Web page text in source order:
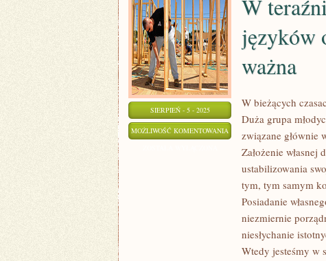
SIERPIEŃ - 5 - 2025
MOŻLIWOŚĆ KOMENTOWANIA
TERAŹNIEJSZYCH
CZASACH
ZNAJOMOŚĆ
JĘZYKÓW
OBCYCH
JEST
NADZWYCZAJ
W
języków
ważna
W bieżących
Duża grupa
związane głównie
Założenie
ustabilizowania
tym, tym samym
Posiadanie
niezmiernie
niesłychanie
Wtedy jesteśmy w